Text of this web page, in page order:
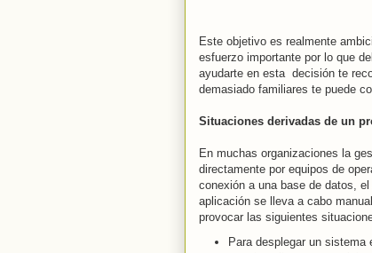
Este objetivo es realmente
esfuerzo importante por lo que
ayudarte en esta decisión te
demasiado familiares te puede
Situaciones derivadas de un
En muchas organizaciones la
directamente por equipos de
conexión a una base de datos,
aplicación se lleva a cabo
provocar las siguientes
Para desplegar un